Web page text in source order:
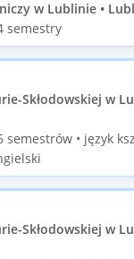
w Lublinie •
semestry
Skłodowskiej w
• język
Skłodowskiej w